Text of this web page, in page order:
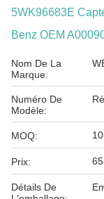
5WK96683E
Benz OEM
Nom De La
Marque:
Numéro De
Modèle:
MOQ:
Prix:
Détails De